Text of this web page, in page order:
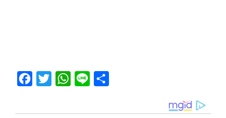
Facebook
Twitter WhatsApp
Line